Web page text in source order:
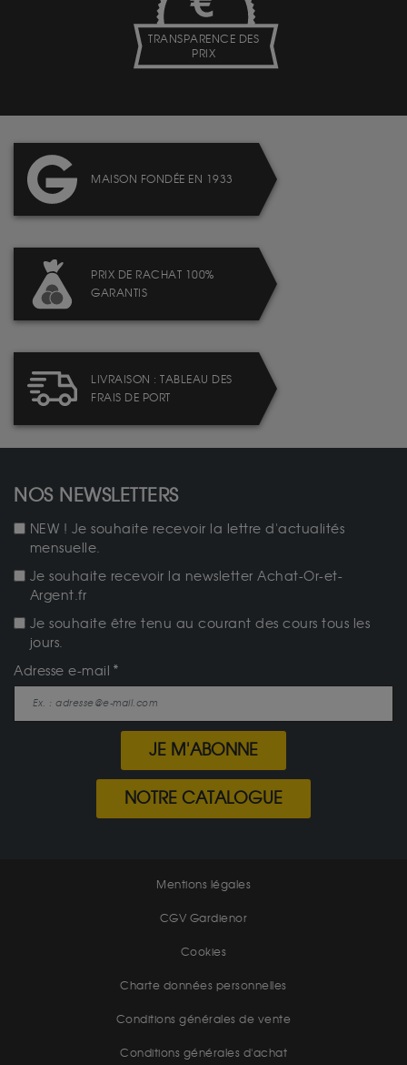
TRANSPARENCE DES
PRIX
MAISON FONDÉE EN 1933
PRIX DE RACHAT 100%
GARANTIS
LIVRAISON : TABLEAU DES
FRAIS DE PORT
NOS NEWSLETTERS
NEW ! Je souhaite recevoir la lettre d'actualités
mensuelle.
Je souhaite recevoir la newsletter Achat-Or-et-
Argent.fr
Je souhaite être tenu au courant des cours tous les
jours.
Adresse e-mail
JE M'ABONNE
NOTRE CATALOGUE
Mentions légales
CGV Gardienor
Cookies
Charte données personnelles
Conditions générales de vente
Conditions générales d'achat